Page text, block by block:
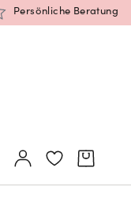
Persönliche Beratung